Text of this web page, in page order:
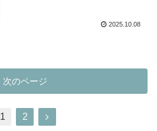
2025.10.08
次のページ
1 2